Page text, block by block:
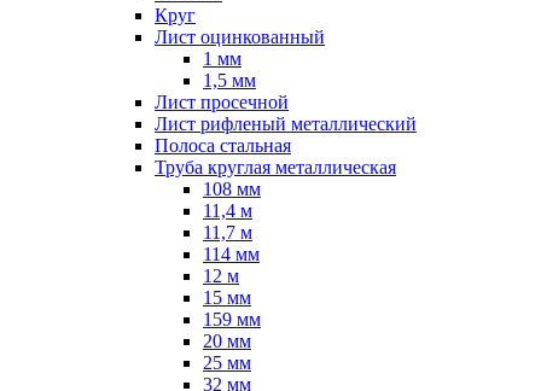
Круг
Лист оцинкованный
1 мм
1,5 мм
Лист просечной
Лист рифленый металлический
Полоса стальная
Труба круглая металлическая
108 мм
11,4 м
11,7 м
114 мм
12 м
15 мм
159 мм
20 мм
25 мм
32 мм